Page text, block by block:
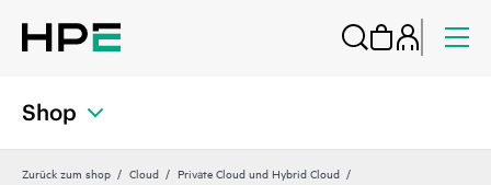
Shop
Zurück zum shop Cloud
Private Cloud und Hybrid Cloud